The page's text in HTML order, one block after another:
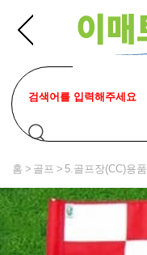
홈 골프 5.골프장(CC)용품